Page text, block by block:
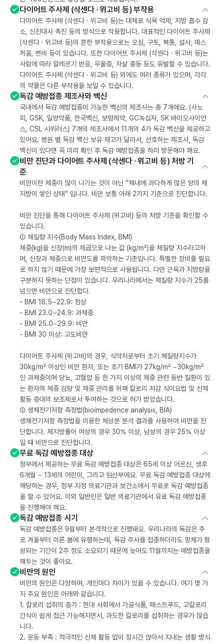
다이어트 주사제 (삭센다 · 위고비 등) 부작용
다이어트 주사제 (삭센다 · 위고비 등)는 대체로 식욕 억제, 지방 흡수 감
소, 신진대사 촉진 등의 방식으로 작용합니다. 대표적인 다이어트 주사제
(삭센다 · 위고비 등)의 흔한 부작용으로는 오심, 구토, 복통, 설사, 메스
꺼움, 변비 등이 있습니다. 또한 다이어트 주사제 (삭센다 · 위고비 등)는
사람에 따라 알레르기 반응, 우울증, 자살 충동 등도 유발할 수 있습니다.
다이어트 주사제 (삭센다 · 위고비 등) 외에도 여러 종류가 있으며, 각각
의 약물은 다른 부작용을 보일 수 있습니다.
독감 예방접종 제조사와 백신
국내에서 독감 예방접종이 가능한 백신의 제조사는 총 7개에요. (사노
피, GSK, 일양약품, 한국백신, 보령제약, GC녹십자, SK 바이오사이언
스, CSL 시퀴러스) 7개의 제조사에서 11개의 4가 독감 백신을 제공하고
있어요. 병원 별 독감 백신 보유 재고가 달라서, 선호하는 제조사, 독감
백신이 있다면 꼭 미리 확인 후 독감 예방접종을 하러 방문해야 해요.
비만 진단과 다이어트 주사제 (삭센다 · 위고비 등) 처방 기
준
비만이란 체중이 많이 나가는 것이 아닌 “체내에 과다하게 많은 양의 체
지방이 쌓인 상태” 입니다. 비만 보통 아래 2가지 기준으로 진단합니다.
비만 진단을 통해 다이어트 주사제 (위고비) 등의 처방 기준을 확인할 수
있습니다.
① 체질량 지수(Body Mass Index, BMI)
체중(kg)을 신장(m)의 제곱으로 나눈 값 (kg/m²)을 체질량 지수라고하
며, 신장과 체중으로 비만도를 파악하는 기준입니다. 특별한 장비를 필요
로 하지 않기 때문에 가장 보편적으로 사용됩니다. 다만 근육과 지방량을
구분하지 못하는 단점이 있습니다. 우리나라에서는 체질량 지수가 25를
넘으면 비만으로 진단합다.
- BMI 18.5~22.9: 정상
- BMI 23.0~24.9: 과체중
- BMI 25.0~29.9: 비만
- BMI 30 이상: 고도비만
다이어트 주사제 (위고비)의 경우, 식약처로부터 초기 체질량지수가
30kg/m² 이상인 비만 환자, 또는 초기 BMI가 27kg/m² ~30kg/m²
인 과체중이며 당뇨, 고혈압 등 한 가지 이상의 체중 관련 동반 질환이 있
는 환자의 체중 감량 및 체중 관리를 위해 칼로리 저감 식이요법 및 신체
활동 증대의 보조제로서 투여하는 것으로 허가 받았습니다.
② 생체전기저항 측정법(bioimpedence analysis, BIA)
생체전기저항 측정법을 이용한 체성분 분석 결과를 사용하여 비만을 진
단합니다. 체지방률이 여성의 경우 30% 이상, 남성의 경우 25% 이상
일 때 비만으로 진단합니다.
무료 독감 예방접종 대상
정부에서 제공하는 무료 독감 예방접종 대상은 65세 이상 어르신, 생후
6개월 ~ 13세의 어린이, 그리고 임산부에요. 무료 독감 예방접종 대상에
해당하는 경우, 정부 지정 의료기관과 보건소에서 무료로 독감 예방접종
을 할 수 있어요. 이외 일반인은 일반 의료기관에서 유료 독감 예방접종
을 진행해야 해요.
독감 예방접종 시기
독감 예방접종은 9월부터 본격적으로 진행돼요. 우리나라의 독감은 주
로 겨울부터 이른 봄에 유행하는데, 독감 주사를 접종하더라도 항체가 형
성되는 기간이 2주 정도 소요되기 때문에 늦어도 11월까지는 예방접종을
해두는 것이 좋아요.
비만의 원인
비만의 원인은 다양하며, 개인마다 차이가 있을 수 있습니다. 여기 몇 가
지 주요 원인은 아래와 같습니다.
1. 칼로리 섭취의 증가 : 현대 사회에서 가공식품, 패스트푸드, 고칼로리
간식이 쉽게 접근 가능해지면서, 과도한 칼로리를 섭취하는 경우가 많습
니다.
2. 운동 부족 : 적극적인 신체 활동 없이 장시간 앉아서 지내는 생활 방식